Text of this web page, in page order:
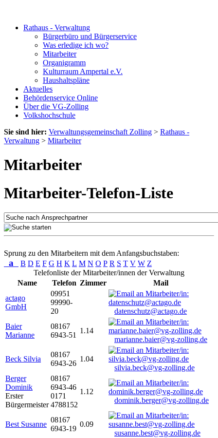
Rathaus - Verwaltung
Bürgerbüro und Bürgerservice
Was erledige ich wo?
Mitarbeiter
Organigramm
Kulturraum Ampertal e.V.
Haushaltspläne
Aktuelles
Behördenservice Online
Über die VG-Zolling
Volkshochschule
Sie sind hier: Verwaltungsgemeinschaft Zolling > Rathaus -
Verwaltung > Mitarbeiter
Mitarbeiter
Mitarbeiter-Telefon-Liste
Sprung zu den Mitarbeitern mit dem Anfangsbuchstaben:
a B D E F G H K L M N O P R S T V W Z
Telefonliste der Mitarbeiter/innen der Verwaltung
Name
Telefon Zimmer
Mail
actago
GmbH
09951
99990-
20
datenschutz@actago.de
Baier
Marianne
08167
6943-51
1.14
marianne.baier@vg-zolling.de
Beck Silvia
08167
6943-26
1.04
silvia.beck@vg-zolling.de
Berger
Dominik
Erster
Bürgermeister
08167
6943-46
0171
4788152
1.12
dominik.berger@vg-zolling.de
Best Susanne
08167
6943-19
0.09
susanne.best@vg-zolling.de